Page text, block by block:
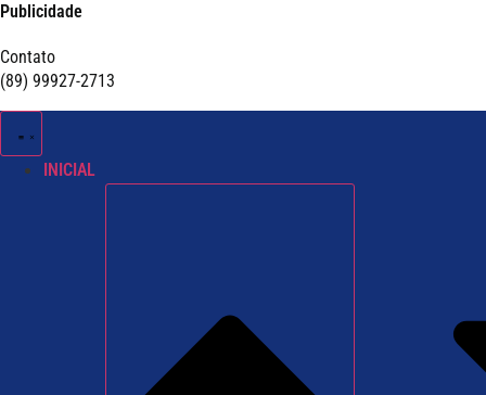
Publicidade
Contato
(89) 99927-2713
INICIAL